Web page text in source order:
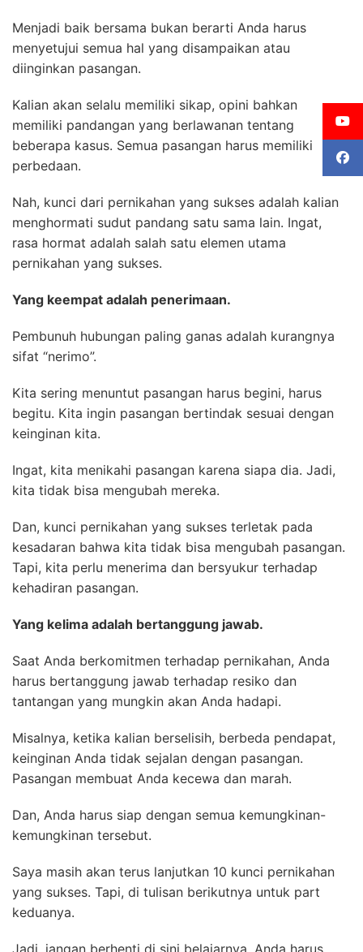
Menjadi baik bersama bukan berarti Anda harus
menyetujui semua hal yang disampaikan atau
diinginkan pasangan.
Kalian akan selalu memiliki sikap, opini bahkan
memiliki pandangan yang berlawanan tentang
beberapa kasus. Semua pasangan harus memiliki
perbedaan.
Nah, kunci dari pernikahan yang sukses adalah kalian
menghormati sudut pandang satu sama lain. Ingat,
rasa hormat adalah salah satu elemen utama
pernikahan yang sukses.
Yang keempat adalah penerimaan.
Pembunuh hubungan paling ganas adalah kurangnya
sifat “nerimo”.
Kita sering menuntut pasangan harus begini, harus
begitu. Kita ingin pasangan bertindak sesuai dengan
keinginan kita.
Ingat, kita menikahi pasangan karena siapa dia. Jadi,
kita tidak bisa mengubah mereka.
Dan, kunci pernikahan yang sukses terletak pada
kesadaran bahwa kita tidak bisa mengubah pasangan.
Tapi, kita perlu menerima dan bersyukur terhadap
kehadiran pasangan.
Yang kelima adalah bertanggung jawab.
Saat Anda berkomitmen terhadap pernikahan, Anda
harus bertanggung jawab terhadap resiko dan
tantangan yang mungkin akan Anda hadapi.
Misalnya, ketika kalian berselisih, berbeda pendapat,
keinginan Anda tidak sejalan dengan pasangan.
Pasangan membuat Anda kecewa dan marah.
Dan, Anda harus siap dengan semua kemungkinan-
kemungkinan tersebut.
Saya masih akan terus lanjutkan 10 kunci pernikahan
yang sukses. Tapi, di tulisan berikutnya untuk part
keduanya.
Jadi, jangan berhenti di sini belajarnya. Anda harus